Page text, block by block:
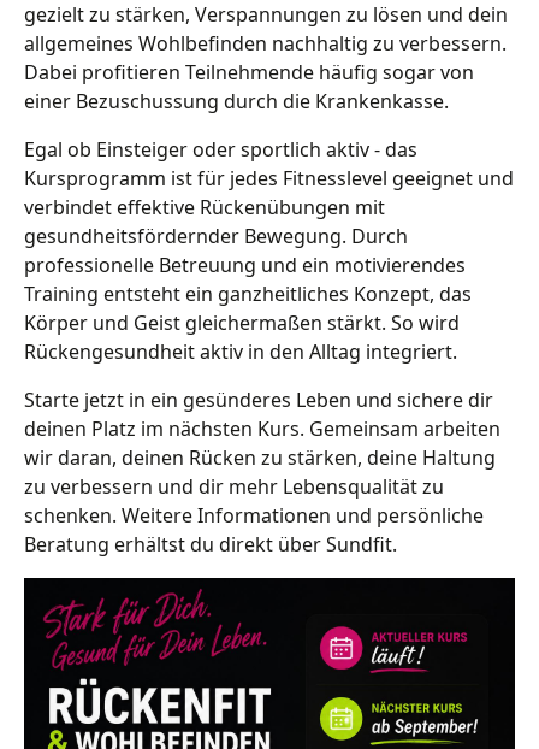
gezielt zu stärken, Verspannungen zu lösen und dein
allgemeines Wohlbefinden nachhaltig zu verbessern.
Dabei profitieren Teilnehmende häufig sogar von
einer Bezuschussung durch die Krankenkasse.
Egal ob Einsteiger oder sportlich aktiv - das
Kursprogramm ist für jedes Fitnesslevel geeignet und
verbindet effektive Rückenübungen mit
gesundheitsfördernder Bewegung. Durch
professionelle Betreuung und ein motivierendes
Training entsteht ein ganzheitliches Konzept, das
Körper und Geist gleichermaßen stärkt. So wird
Rückengesundheit aktiv in den Alltag integriert.
Starte jetzt in ein gesünderes Leben und sichere dir
deinen Platz im nächsten Kurs. Gemeinsam arbeiten
wir daran, deinen Rücken zu stärken, deine Haltung
zu verbessern und dir mehr Lebensqualität zu
schenken. Weitere Informationen und persönliche
Beratung erhältst du direkt über Sundfit.